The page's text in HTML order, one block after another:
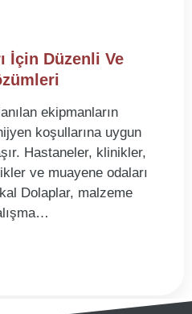
İçin Düzenli Ve
ekipmanların
koşullarına uygun
Hastaneler, klinikler,
ve muayene odaları
Dolaplar, malzeme